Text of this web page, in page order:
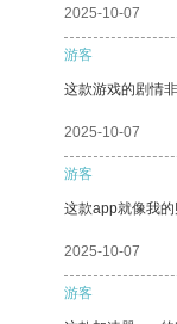
2025-10-07
游客
这款游戏的剧情
2025-10-07
游客
这款app就像我的
2025-10-07
游客